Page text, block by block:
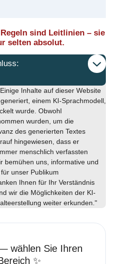
sind Leitlinien – sie
selten absolut.
Inhalte auf dieser Website
einem KI-Sprachmodell,
wurde. Obwohl
wurden, um die
des generierten Textes
hingewiesen, dass er
menschlich verfassten
bemühen uns, informative und
unser Publikum
Ihnen für Ihr Verständnis
wir die Möglichkeiten der KI-
weiter erkunden."
wählen Sie Ihren
✨